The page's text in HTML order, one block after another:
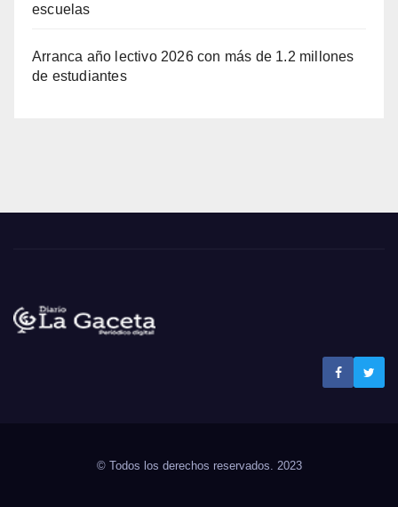
escuelas
Arranca año lectivo 2026 con más de 1.2 millones
de estudiantes
© Todos los derechos reservados. 2023